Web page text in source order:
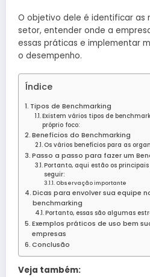
O objetivo dele é identificar as
setor, entender onde a
essas práticas e implementar
o desempenho.
Índice
Tipos de Benchmarking
Existem vários tipos de
próprio foco:
Benefícios do Benchmarking
Os vários benefícios para as
Passo a passo para fazer um
Portanto, aqui estão os principais
seguir:
Observação importante
Dicas para envolver sua equipe
benchmarking
Portanto, essas são algumas
Exemplos práticos de uso bem
empresas
Conclusão
Veja também: